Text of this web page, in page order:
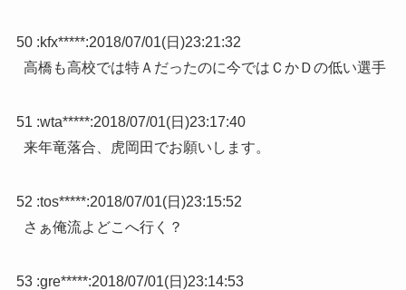
50 :kfx*****:2018/07/01(日)23:21:32
高橋も高校では特Ａだったのに今ではＣかＤの低い選手
51 :wta*****:2018/07/01(日)23:17:40
来年竜落合、虎岡田でお願いします。
52 :tos*****:2018/07/01(日)23:15:52
さぁ俺流よどこへ行く？
53 :gre*****:2018/07/01(日)23:14:53